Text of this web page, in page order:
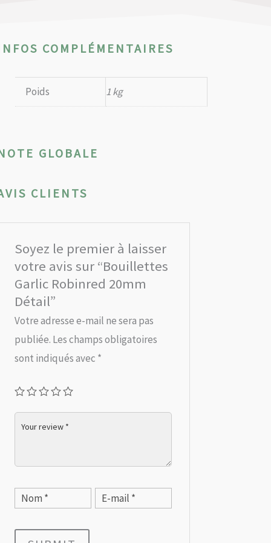
COMPLÉMENTAIRES
Poids 1 kg
GLOBALE
CLIENTS
Soyez le premier à laisser
votre avis sur “Bouillettes
Garlic Robinred 20mm
Détail”
Votre adresse e-mail ne sera pas
publiée. Les champs obligatoires
sont indiqués avec *